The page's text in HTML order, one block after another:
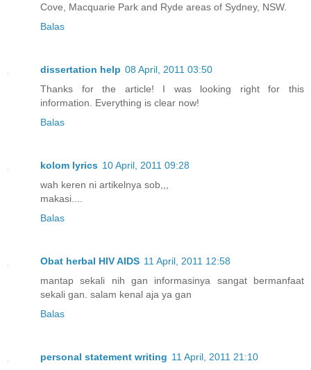
Cove, Macquarie Park and Ryde areas of Sydney, NSW.
Balas
dissertation help 08 April, 2011 03:50
Thanks for the article! I was looking right for this
information. Everything is clear now!
Balas
kolom lyrics 10 April, 2011 09:28
wah keren ni artikelnya sob,,,
makasi....
Balas
Obat herbal HIV AIDS 11 April, 2011 12:58
mantap sekali nih gan informasinya sangat bermanfaat
sekali gan. salam kenal aja ya gan
Balas
personal statement writing 11 April, 2011 21:10